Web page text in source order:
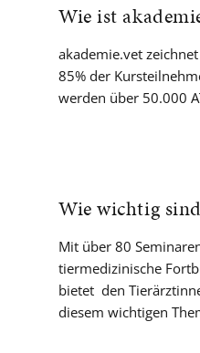
Wie ist
akademie.vet
85% der
werden über 50.000
Wie wichtig
Mit über 80
tiermedizinische
bietet den
diesem wichtigen